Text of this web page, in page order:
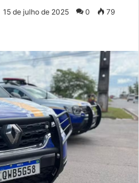
15 de julho de 2025 0 79